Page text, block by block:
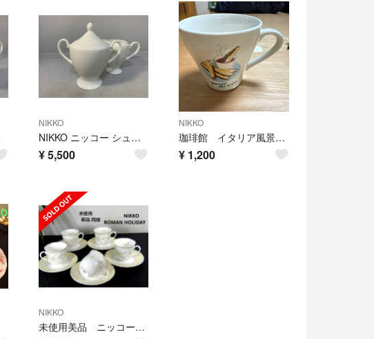
NIKKO
NIKKO ニッコー シュガーポット ミルクピッチャー
¥5,500
NIKKO
珈琲館 イタリア風景デザインコーヒーカップ
¥ 1,200
NIKKO
未使用美品 ニッコー ロマンホリデー マーガレット カップ&ソーサー 5客セット